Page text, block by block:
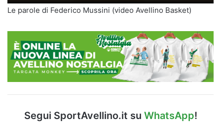
Le parole di Federico Mussini (video Avellino Basket)
Segui SportAvellino.it su WhatsApp!